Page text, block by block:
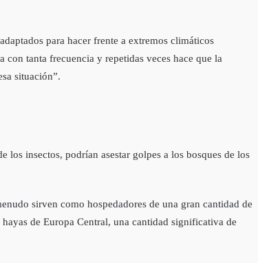
para hacer frente a extremos climáticos
con tanta frecuencia y repetidas veces hace que la
situación”.
los insectos, podrían asestar golpes a los bosques de los
sirven como hospedadores de una gran cantidad de
de Europa Central, una cantidad significativa de